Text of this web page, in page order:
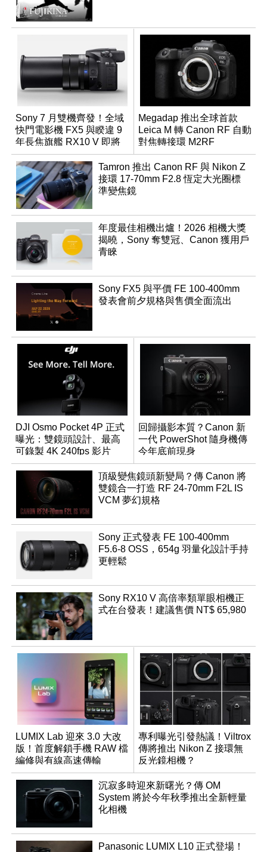
Sony 7 月雙機齊發！全域
快門電影機 FX5 與睽違 9
年長焦旗艦 RX10 V 即將
登場
Megadap 推出全球首款
Leica M 轉 Canon RF 自動
對焦轉接環 M2RF
Tamron 推出 Canon RF 與 Nikon Z
接環 17-70mm F2.8 恆定大光圈標
準變焦鏡
年度最佳相機出爐！2026 相機大獎
揭曉，Sony 奪雙冠、Canon 獲用戶
青睞
Sony FX5 與平價 FE 100-400mm
發表會前夕規格與售價全面流出
DJI Osmo Pocket 4P 正式
曝光：雙鏡頭設計、最高
可錄製 4K 240fps 影片
回歸攝影本質？Canon 新
一代 PowerShot 隨身機傳
今年底前現身
頂級變焦鏡頭新變局？傳 Canon 將
雙鏡合一打造 RF 24-70mm F2L IS
VCM 夢幻規格
Sony 正式發表 FE 100-400mm
F5.6-8 OSS，654g 羽量化設計手持
更輕鬆
Sony RX10 V 高倍率類單眼相機正
式在台發表！建議售價 NT$ 65,980
LUMIX Lab 迎來 3.0 大改
版！首度解鎖手機 RAW 檔
編修與有線高速傳輸
專利曝光引發熱議！Viltrox
傳將推出 Nikon Z 接環無
反光鏡相機？
沉寂多時迎來新曙光？傳 OM
System 將於今年秋季推出全新輕量
化相機
Panasonic LUMIX L10 正式登場！